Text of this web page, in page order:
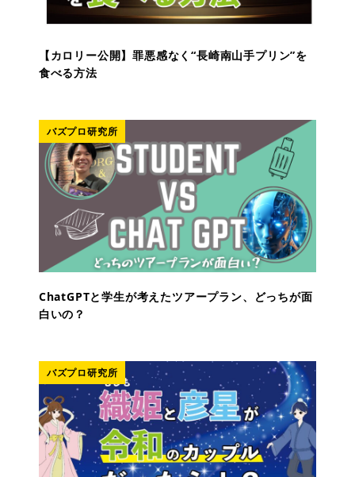
【カロリー公開】罪悪感なく“長崎南山手プリン”を
食べる方法
バズプロ研究所
ChatGPTと学生が考えたツアープラン、どっちが面
白いの？
バズプロ研究所